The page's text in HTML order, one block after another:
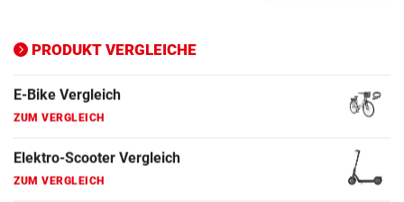
PRODUKT VERGLEICHE
ZUM VERGLEICH
ZUM VERGLEICH